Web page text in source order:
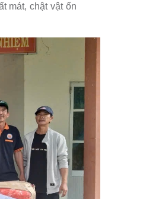
mát, chật vật ổn